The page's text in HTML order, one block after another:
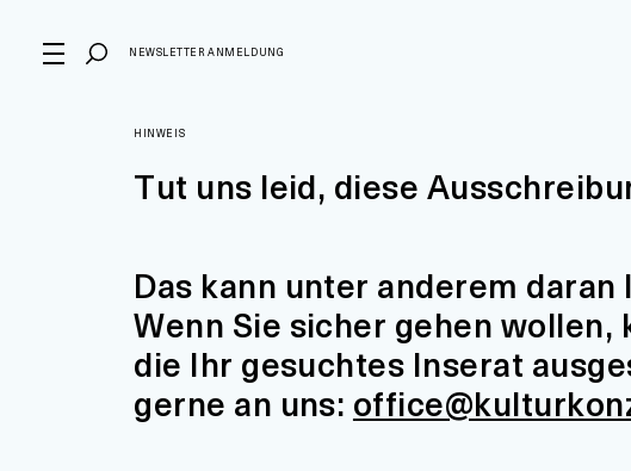
NEWSLETTER ANMELDUNG
HINWEIS
Tut uns leid, diese
Das kann unter anderem
Wenn Sie sicher gehen
die Ihr gesuchtes Inserat
gerne an uns: